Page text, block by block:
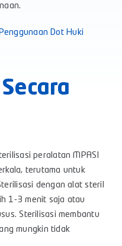
Dot Huki
peralatan MPASI
terutama untuk
dengan alat steril
1-3 menit saja atau
Sterilisasi membantu
mungkin tidak